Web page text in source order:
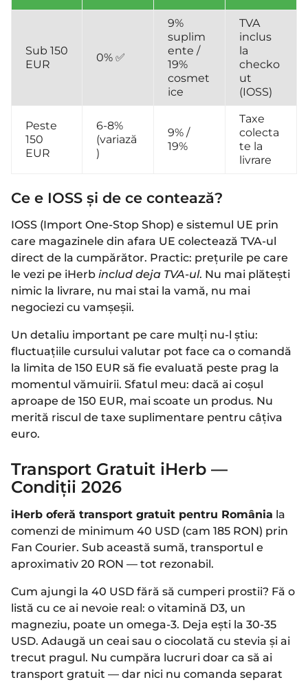
Sub 150
EUR
0% ✅
9%
suplim
ente /
19%
cosmet
ice
TVA
inclus
la
checko
ut
(IOSS)
Peste
150
EUR
6-8%
(variază
)
9% /
19%
Taxe
colecta
te la
livrare
Ce e IOSS și de ce contează?
IOSS (Import One-Stop Shop) e sistemul UE prin
care magazinele din afara UE colectează TVA-ul
direct de la cumpărător. Practic: prețurile pe care
le vezi pe iHerb includ deja TVA-ul. Nu mai plătești
nimic la livrare, nu mai stai la vamă, nu mai
negociezi cu vamșeșii.
Un detaliu important pe care mulți nu-l știu:
fluctuațiile cursului valutar pot face ca o comandă
la limita de 150 EUR să fie evaluată peste prag la
momentul vămuirii. Sfatul meu: dacă ai coșul
aproape de 150 EUR, mai scoate un produs. Nu
merită riscul de taxe suplimentare pentru câțiva
euro.
Transport Gratuit iHerb —
Condiții 2026
iHerb oferă transport gratuit pentru România la
comenzi de minimum 40 USD (cam 185 RON) prin
Fan Courier. Sub această sumă, transportul e
aproximativ 20 RON — tot rezonabil.
Cum ajungi la 40 USD fără să cumperi prostii? Fă o
listă cu ce ai nevoie real: o vitamină D3, un
magneziu, poate un omega-3. Deja ești la 30-35
USD. Adaugă un ceai sau o ciocolată cu stevia și ai
trecut pragul. Nu cumpăra lucruri doar ca să ai
transport gratuit — dar nici nu comanda separat